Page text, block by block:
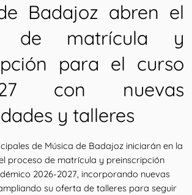
Badajoz abren el
de matrícula y
para el curso
con nuevas
y talleres
de Música de Badajoz iniciarán en la
proceso de matrícula y preinscripción
2026-2027, incorporando nuevas
su oferta de talleres para seguir